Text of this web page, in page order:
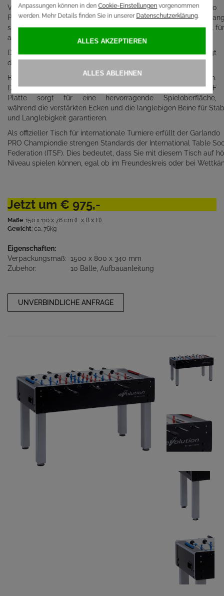
Vergnügen mit dem Garlando
PRO Champion ITSF! Dieser Tisch ist nicht nur ein echter
sondern auch ein Meisterwerk der Ingenieurskunst, das speziell
anspruchsvolle Spieler und Turniere entwickelt wurde
Der Garlando PRO Champion ITSF überzeugt
durch seine robuste
Bauweise und die Verwendung erstklassiger Materialien.
Die stabile MDF
Platte sorgt für eine hervorragende Spieloberfläche,
während die verstärkten Ecken und die langlebigen Beine für
und Langlebigkeit garantieren.
Als offizieller Tisch für internationale Turniere erfüllt der Garlando
PRO Championdie strengen Standards der International Table
Federation (ITSF). Dies bedeutet, dass Sie mit diesem Tisch auf
Niveau spielen können, egal ob im Freundeskreis oder bei
Jetzt um € 975,-
Maße: 150 x 110 x 7.6 cm (L x B x H).
Gewicht: ca. 76kg
Eigenschaften:
Verpackungsmaß: 1500 x 800 x 340 mm
Zubehör:
10 Bälle, Aufbauanleitung
UNVERBINDLICHE ANFRAGE